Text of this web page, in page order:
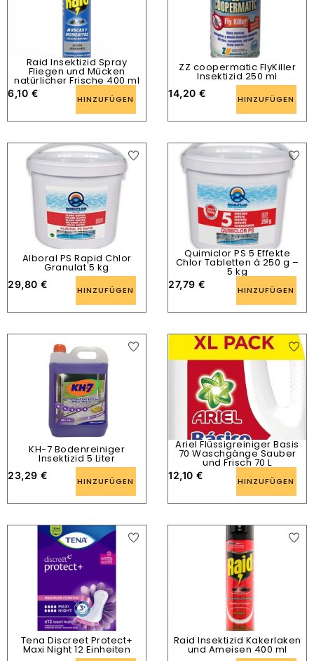
Raid Insektizid Spray
Fliegen und Mücken
natürlicher Frische 400 ml
6,10 € HINZUFÜGEN
ZZ coopermatic FlyKiller
Insektizid 250 ml
14,20 € HINZUFÜGEN
Alboral PS Rapid Chlor
Granulat 5 kg
29,80 € HINZUFÜGEN
Quimiclor PS 5 Effekte
Chlor Tabletten à 250 g –
5 kg
27,79 € HINZUFÜGEN
KH-7 Bodenreiniger
Insektizid 5 Liter
23,29 € HINZUFÜGEN
Ariel Flüssigreiniger Basis
70 Waschgänge Sauber
und Frisch 70 L
12,10 € HINZUFÜGEN
Tena Discreet Protect+
Maxi Night 12 Einheiten
Raid Insektizid Kakerlaken
und Ameisen 400 ml